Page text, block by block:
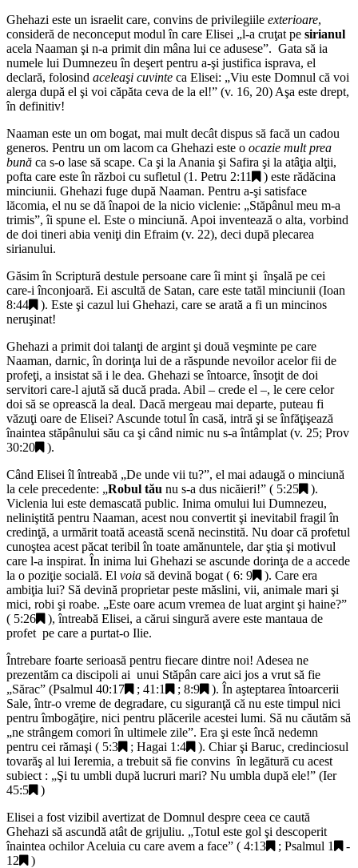
Ghehazi este un israelit care, convins de privilegiile exterioare,
consideră de neconceput modul în care Elisei „l-a cruţat pe sirianul
acela Naaman şi n-a primit din mâna lui ce adusese”. Gata să ia
numele lui Dumnezeu în deşert pentru a-şi justifica isprava, el
declară, folosind aceleaşi cuvinte ca Elisei: „Viu este Domnul că voi
alerga după el şi voi căpăta ceva de la el!” (v. 16, 20) Aşa este drept,
în definitiv!
Naaman este un om bogat, mai mult decât dispus să facă un cadou
generos. Pentru un om lacom ca Ghehazi este o ocazie mult prea
bună ca s-o lase să scape. Ca şi la Anania şi Safira şi la atâţia alţii,
pofta care este în război cu sufletul (1. Petru 2:11
) este rădăcina
minciunii. Ghehazi fuge după Naaman. Pentru a-şi satisface
lăcomia, el nu se dă înapoi de la nicio viclenie: „Stăpânul meu m-a
trimis”, îi spune el. Este o minciună. Apoi inventează o alta, vorbind
de doi tineri abia veniţi din Efraim (v. 22), deci după plecarea
sirianului.
Găsim în Scriptură destule persoane care îi mint şi înşală pe cei
care-i înconjoară. Ei ascultă de Satan, care este tatăl minciunii (Ioan
8:44
). Este şi cazul lui Ghehazi, care se arată a fi un mincinos
neruşinat!
Ghehazi a primit doi talanţi de argint şi două veşminte pe care
Naaman, darnic, în dorinţa lui de a răspunde nevoilor acelor fii de
profeţi, a insistat să i le dea. Ghehazi se întoarce, însoţit de doi
servitori care-l ajută să ducă prada. Abil – crede el –, le cere celor
doi să se oprească la deal. Dacă mergeau mai departe, puteau fi
văzuţi oare de Elisei? Ascunde totul în casă, intră şi se înfăţişează
înaintea stăpânului său ca şi când nimic nu s-a întâmplat (v. 25; Prov
30:20
).
Când Elisei îl întreabă „De unde vii tu?”, el mai adaugă o minciună
la cele precedente: „Robul tău nu s-a dus nicăieri!” ( 5:25
).
Viclenia lui este demascată public. Inima omului lui Dumnezeu,
neliniştită pentru Naaman, acest nou convertit şi inevitabil fragil în
credinţă, a urmărit toată această scenă necinstită. Nu doar că profetul
cunoştea acest păcat teribil în toate amănuntele, dar ştia şi motivul
care l-a inspirat. În inima lui Ghehazi se ascunde dorinţa de a accede
la o poziţie socială. El voia să devină bogat ( 6: 9
). Care era
ambiţia lui? Să devină proprietar peste măslini, vii, animale mari şi
mici, robi şi roabe. „Este oare acum vremea de luat argint şi haine?”
( 5:26
), întreabă Elisei, a cărui singură avere este mantaua de
profet pe care a purtat-o Ilie.
Întrebare foarte serioasă pentru fiecare dintre noi! Adesea ne
prezentăm ca discipoli ai unui Stăpân care aici jos a vrut să fie
„Sărac” (Psalmul 40:17 ; 41:1 ; 8:9
). În aşteptarea întoarcerii
Sale, într-o vreme de degradare, cu siguranţă că nu este timpul nici
pentru îmbogăţire, nici pentru plăcerile acestei lumi. Să nu căutăm să
„ne strângem comori în ultimele zile”. Era şi este încă nedemn
pentru cei rămaşi ( 5:3 ; Hagai 1:4
). Chiar şi Baruc, credinciosul
tovarăş al lui Ieremia, a trebuit să fie convins în legătură cu acest
subiect : „Şi tu umbli după lucruri mari? Nu umbla după ele!” (Ier
45:5
)
Elisei a fost vizibil avertizat de Domnul despre ceea ce caută
Ghehazi să ascundă atât de grijuliu. „Totul este gol şi descoperit
înaintea ochilor Aceluia cu care avem a face” ( 4:13 ; Psalmul 1
-
12
)